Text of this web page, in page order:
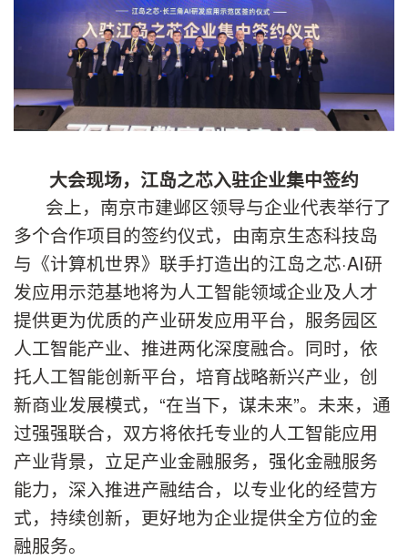
大会现场，江岛之芯入驻企业集中签约
会上，南京市建邺区领导与企业代表举行了
多个合作项目的签约仪式，由南京生态科技岛
与《计算机世界》联手打造出的江岛之芯·AI研
发应用示范基地将为人工智能领域企业及人才
提供更为优质的产业研发应用平台，服务园区
人工智能产业、推进两化深度融合。同时，依
托人工智能创新平台，培育战略新兴产业，创
新商业发展模式，“在当下，谋未来”。未来，通
过强强联合，双方将依托专业的人工智能应用
产业背景，立足产业金融服务，强化金融服务
能力，深入推进产融结合，以专业化的经营方
式，持续创新，更好地为企业提供全方位的金
融服务。